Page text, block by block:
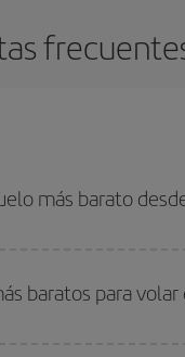
más barato
un destino
baratos para